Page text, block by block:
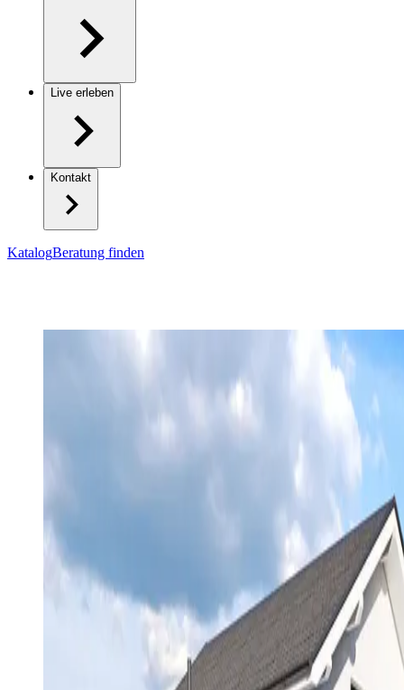
Live erleben
Kontakt
KatalogBeratung finden